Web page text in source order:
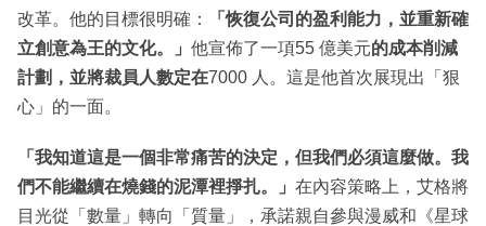
改革。他的目標很明確：
「恢復公司的盈利能力，並重新確
立創意為王的文化。」 他宣佈了一項55 億美元的成本削減
計劃，並將裁員人數定在7000 人。這是他首次展現出「狠
心」的一面。
「我知道這是一個非常痛苦的決定，但我們必須這麼做。我
們不能繼續在燒錢的泥潭裡掙扎。」 在內容策略上，艾格將
目光從「數量」轉向「質量」，承諾親自參與漫威和《星球